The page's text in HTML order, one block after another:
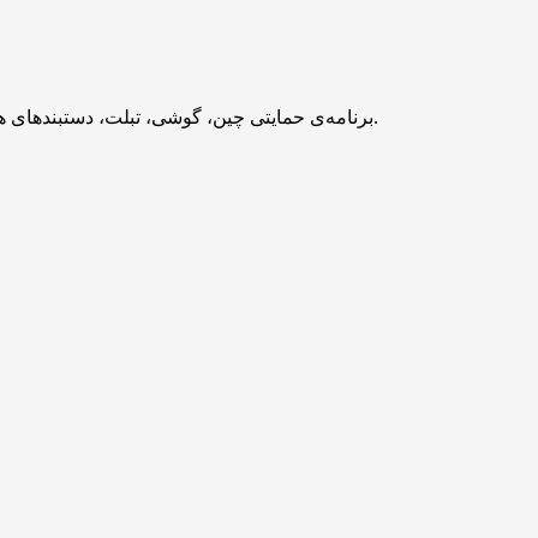
برنامه‌ی حمایتی چین، گوشی، تبلت، دستبندهای هوشمند و ساعت‌های هوشمندی را که زیر ۶۰۰۰ یوان (حدود ۸۲۰ دلار) قیمت دارند، مشمول تخفیف حداکثر ۵۰۰ یوانی (تقریباً ۶۸ دلار) می‌کند.